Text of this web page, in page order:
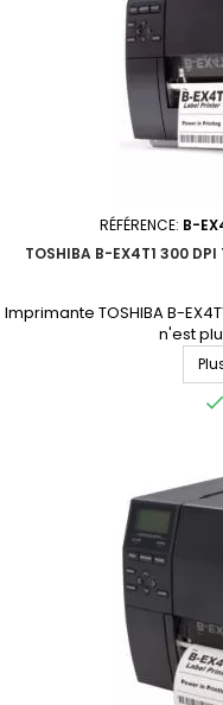
RÉFÉRENCE: B-
TOSHIBA B-EX4T1 300 DPI
Imprimante TOSHIBA B-
n'est
